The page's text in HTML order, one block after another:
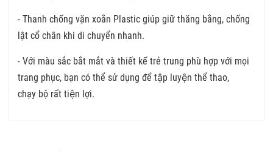
- Thanh chống vặn xoắn Plastic giúp giữ thăng bằng, chống
lật cổ chân khi di chuyển nhanh.
- Với màu sắc bắt mắt và thiết kế trẻ trung phù hợp với mọi
trang phục, bạn có thể sử dụng để tập luyện thể thao,
chạy bộ rất tiện lợi.